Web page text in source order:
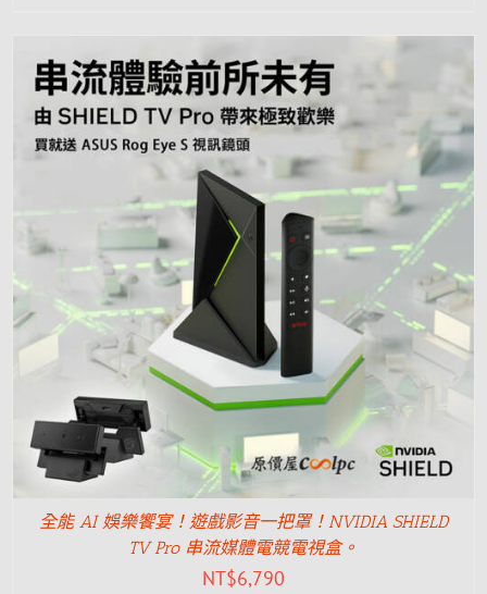
全能 AI 娛樂饗宴！遊戲影音一把罩！NVIDIA SHIELD
TV Pro 串流媒體電競電視盒。
NT$6,790